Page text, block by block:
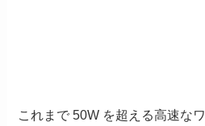
これまで 50W を超える高速な